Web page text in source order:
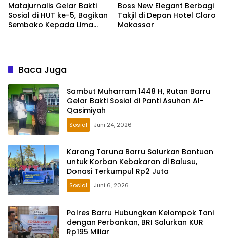
Matajurnalis Gelar Bakti
Sosial di HUT ke-5, Bagikan
Sembako Kepada Lima
Boss New Elegant Berbagi
Takjil di Depan Hotel Claro
Makassar
Baca Juga
Sambut Muharram 1448 H, Rutan Barru
Gelar Bakti Sosial di Panti Asuhan Al-
Qasimiyah
Sosial Juni 24, 2026
Karang Taruna Barru Salurkan Bantuan
untuk Korban Kebakaran di Balusu,
Donasi Terkumpul Rp2 Juta
Sosial Juni 6, 2026
Polres Barru Hubungkan Kelompok Tani
dengan Perbankan, BRI Salurkan KUR
Rp195 Miliar